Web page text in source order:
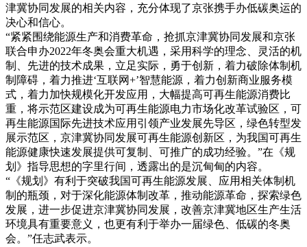
津冀协同发展的相关内容，充分体现了京张携手办低碳奥运的
决心和信心。
“紧紧围绕能源生产和消费革命，抢抓京津冀协同发展和京张
联合申办2022年冬奥会重大机遇，采用科学的理念、灵活的机
制、先进的技术成果，立足实际，勇于创新，着力破除体制机
制障碍，着力推进‘互联网+’智慧能源，着力创新商业服务模
式，着力加快规模化开发应用，大幅提高可再生能源消费比
重，将示范区建设成为可再生能源电力市场化改革试验区，可
再生能源国际先进技术应用引领产业发展先导区，绿色转型发
展示范区，京津冀协同发展可再生能源创新区，为我国可再生
能源健康快速发展提供可复制、可推广的成功经验。”在《规
划》指导思想的字里行间，透露出的是沉甸甸的内容。
“《规划》有利于突破我国可再生能源发展、应用相关体制机
制的瓶颈，对于深化能源体制改革，推动能源革命，探索绿色
发展，进一步促进京津冀协同发展，改善京津冀地区生产生活
环境具有重要意义，也更有利于举办一届绿色、低碳的冬奥
会。”任志武表示。